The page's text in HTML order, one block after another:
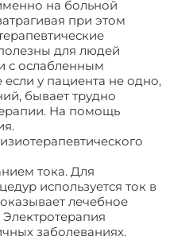
на больной
при этом
для людей
с ослабленным
у пациента не одно,
бывает трудно
На помощь
тока. Для
используется ток в
лечебное
заболеваниях.